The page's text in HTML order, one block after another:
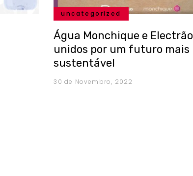
uncategorized
Água Monchique e Electrão
unidos por um futuro mais
sustentável
30 de Novembro, 2022